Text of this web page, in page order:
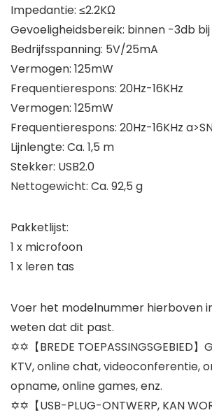
Impedantie: ≤2.2KΩ
Gevoeligheidsbereik: binnen -3db bij
Bedrijfsspanning: 5V/25mA
Vermogen: 125mW
Frequentierespons: 20Hz-16KHz
Vermogen: 125mW
Frequentierespons: 20Hz-16KHz
Lijnlengte: Ca. 1,5 m
Stekker: USB2.0
Nettogewicht: Ca. 92,5 g
Pakketlijst:
1 x microfoon
1 x leren tas
Voer het modelnummer hierboven
weten dat dit past.
✡✡【BREDE TOEPASSINGSGEBIED
KTV, online chat, videoconferentie,
opname, online games, enz.
✡✡【USB-PLUG-ONTWERP, KAN